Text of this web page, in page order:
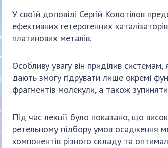
Громадські
організації
Відкрита
У своїй доповіді Сергій Колотілов
ефективних гетерогенних
платинових металів.
Особливу увагу він приділив
дають змогу гідрувати лише окремі
фрагментів молекули, а також
Під час лекції було показано, що
ретельному підбору умов осадження
компонентів різного складу та